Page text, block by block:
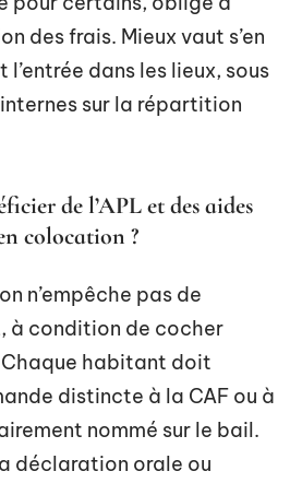
des frais. Mieux vaut s’en
dans les lieux, sous
sur la répartition
de l’APL et des aides
colocation ?
n’empêche pas de
à condition de cocher
habitant doit
distincte à la CAF ou à
nommé sur le bail.
déclaration orale ou